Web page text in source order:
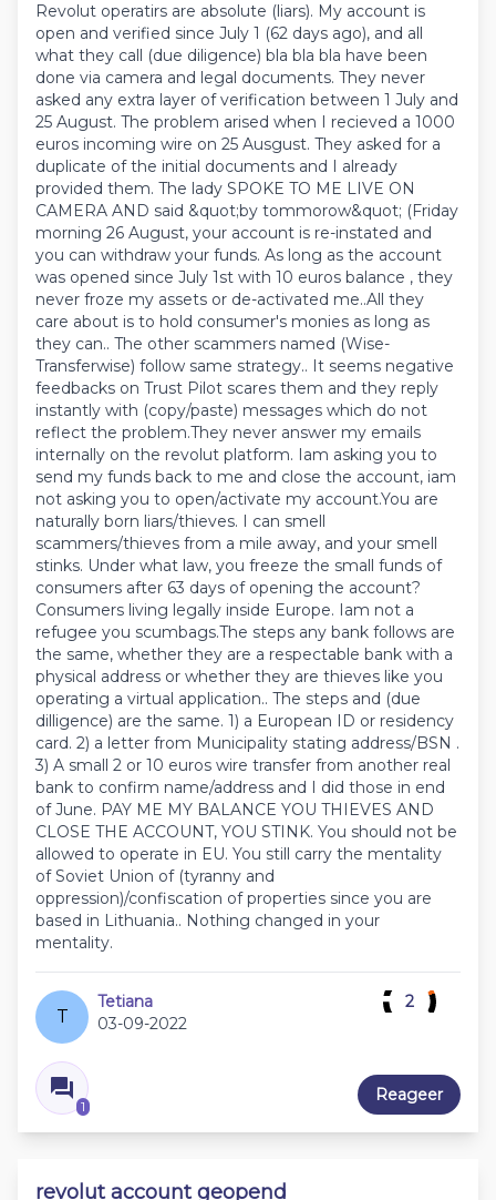
Revolut operatirs are absolute (liars). My account is
open and verified since July 1 (62 days ago), and all
what they call (due diligence) bla bla bla have been
done via camera and legal documents. They never
asked any extra layer of verification between 1 July and
25 August. The problem arised when I recieved a 1000
euros incoming wire on 25 Ausgust. They asked for a
duplicate of the initial documents and I already
provided them. The lady SPOKE TO ME LIVE ON
CAMERA AND said &quot;by tommorow&quot; (Friday
morning 26 August, your account is re-instated and
you can withdraw your funds. As long as the account
was opened since July 1st with 10 euros balance , they
never froze my assets or de-activated me..All they
care about is to hold consumer's monies as long as
they can.. The other scammers named (Wise-
Transferwise) follow same strategy.. It seems negative
feedbacks on Trust Pilot scares them and they reply
instantly with (copy/paste) messages which do not
reflect the problem.They never answer my emails
internally on the revolut platform. Iam asking you to
send my funds back to me and close the account, iam
not asking you to open/activate my account.You are
naturally born liars/thieves. I can smell
scammers/thieves from a mile away, and your smell
stinks. Under what law, you freeze the small funds of
consumers after 63 days of opening the account?
Consumers living legally inside Europe. Iam not a
refugee you scumbags.The steps any bank follows are
the same, whether they are a respectable bank with a
physical address or whether they are thieves like you
operating a virtual application.. The steps and (due
dilligence) are the same. 1) a European ID or residency
card. 2) a letter from Municipality stating address/BSN .
3) A small 2 or 10 euros wire transfer from another real
bank to confirm name/address and I did those in end
of June. PAY ME MY BALANCE YOU THIEVES AND
CLOSE THE ACCOUNT, YOU STINK. You should not be
allowed to operate in EU. You still carry the mentality
of Soviet Union of (tyranny and
oppression)/confiscation of properties since you are
based in Lithuania.. Nothing changed in your
mentality.
T
Tetiana
03-09-2022
1
2
Reageer
revolut account geopend